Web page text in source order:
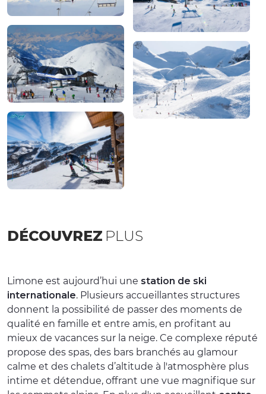
DÉCOUVREZ PLUS
Limone est aujourd’hui une station de ski
internationale. Plusieurs accueillantes structures
donnent la possibilité de passer des moments de
qualité en famille et entre amis, en profitant au
mieux de vacances sur la neige. Ce complexe réputé
propose des spas, des bars branchés au glamour
calme et des chalets d’altitude à l'atmosphère plus
intime et détendue, offrant une vue magnifique sur